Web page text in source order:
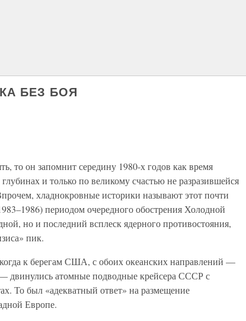
БЕЗ БОЯ
то он запомнит середину 1980-х годов как время
и только по великому счастью не разразившейся
хладнокровные историки называют этот почти
периодом очередного обострения Холодной
но и последний всплеск ядерного противостояния,
пик.
когда к берегам США, с обоих океанских направлений —
— двинулись атомные подводные крейсера СССР с
То был «адекватный ответ» на размещение
Европе.